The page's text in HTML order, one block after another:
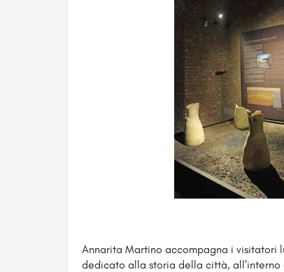
Annarita Martino accompagna i visitatori
dedicato alla storia della città, all’interno